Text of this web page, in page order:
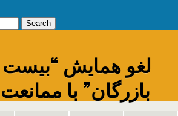
لغو همایش
بازرگان” با